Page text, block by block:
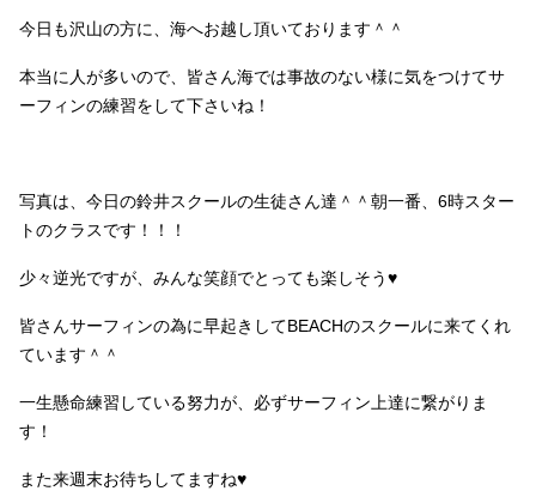
今日も沢山の方に、海へお越し頂いております＾＾
本当に人が多いので、皆さん海では事故のない様に気をつけてサ
ーフィンの練習をして下さいね！
写真は、今日の鈴井スクールの生徒さん達＾＾朝一番、6時スター
トのクラスです！！！
少々逆光ですが、みんな笑顔でとっても楽しそう♥
皆さんサーフィンの為に早起きしてBEACHのスクールに来てくれ
ています＾＾
一生懸命練習している努力が、必ずサーフィン上達に繋がりま
す！
また来週末お待ちしてますね♥